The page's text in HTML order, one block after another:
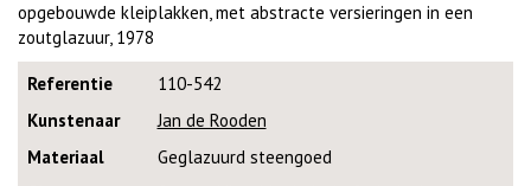
opgebouwde kleiplakken, met abstracte versieringen in een
zoutglazuur, 1978
Referentie
110-542
Kunstenaar
Jan de Rooden
Materiaal
Geglazuurd steengoed